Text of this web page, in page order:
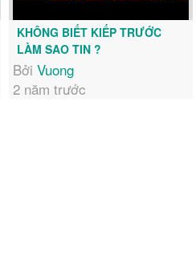
KHÔNG BIẾT KIẾP TRƯỚC
LÀM SAO TIN ?
Bởi Vuong
2 năm trước